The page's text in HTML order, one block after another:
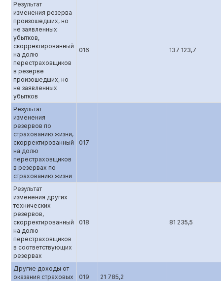
Результат
изменения резерва
произошедших, но
не заявленных
убытков,
скорректированный
на долю
перестраховщиков
в резерве
произошедших, но
не заявленных
убытков
016 137 123,7
Результат
изменения
резервов по
страхованию жизни,
скорректированный
на долю
перестраховщиков
в резервах по
страхованию жизни
017
Результат
изменения других
технических
резервов,
скорректированный
на долю
перестраховщиков
в соответствующих
резервах
018 81 235,5
Другие доходы от
оказания страховых
019 21 785,2